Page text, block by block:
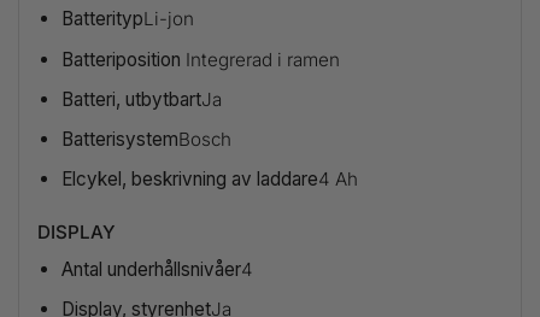
BatteritypLi-jon
Batteriposition Integrerad i ramen
Batteri, utbytbartJa
BatterisystemBosch
Elcykel, beskrivning av laddare4 Ah
DISPLAY
Antal underhållsnivåer4
Display, styrenhetJa